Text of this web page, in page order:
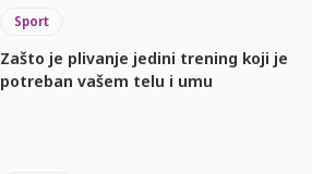
Sport
Zašto je plivanje jedini trening koji je
potreban vašem telu i umu